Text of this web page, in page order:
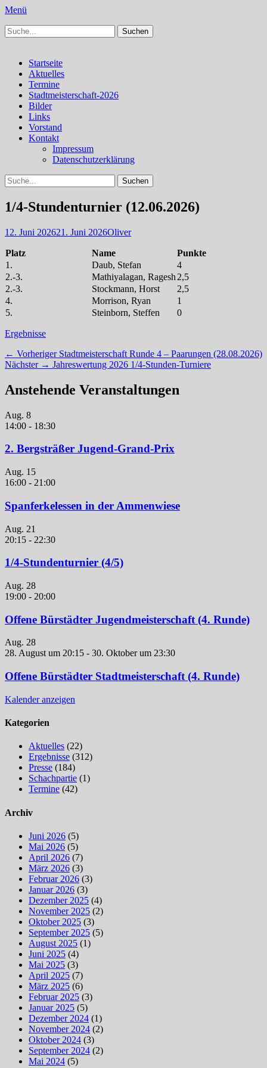
Menü
Schachfreunde Bürstadt
Schachfreunde im Web
Suchen
nach:
Primäres
Menü
Zum
Inhalt
springen
Startseite
Aktuelles
Termine
Stadtmeisterschaft-2026
Bilder
Links
Vorstand
Kontakt
Impressum
Datenschutzerklärung
Suchen
Suchen
nach:
1/4-Stundenturnier (12.06.2026)
Veröffentlicht
12. Juni 202621. Juni 2026Autor
Oliver
Platz Name
Punkte
1.
Daub, Stefan
4
2.-3.
Mathiyalagan, Ragesh 2,5
2.-3.
Stockmann, Horst
2,5
4.
Morrison, Ryan
1
5.
Steinborn, Steffen
0
Kategorien
Ergebnisse
Beitragsnavigation
← Vorheriger Vorheriger
Beitrag:
Stadtmeisterschaft Runde 4 – Paarungen (28.08.2026)
Nächster → Nächster
Jahreswertung 2026 1/4-Stunden-Turniere
Anstehende Veranstaltungen
Aug. 8
14:00 - 18:30
2. Bergsträßer Jugend-Grand-Prix
Aug. 15
16:00 - 21:00
Spanferkelessen in der Ammenwiese
Aug. 21
20:15 - 22:30
1/4-Stundenturnier (4/5)
Aug. 28
19:00 - 20:00
Offene Bürstädter Jugendmeisterschaft (4. Runde)
Aug. 28
28. August um 20:15 - 30. Oktober um 23:30
Offene Bürstädter Stadtmeisterschaft (4. Runde)
Kalender anzeigen
Kategorien
Aktuelles (22)
Ergebnisse (312)
Presse (184)
Schachpartie (1)
Termine (42)
Archiv
Juni 2026 (5)
Mai 2026 (5)
April 2026 (7)
März 2026 (3)
Februar 2026 (3)
Januar 2026 (3)
Dezember 2025 (4)
November 2025 (2)
Oktober 2025 (3)
September 2025 (5)
August 2025 (1)
Juni 2025 (4)
Mai 2025 (3)
April 2025 (7)
März 2025 (6)
Februar 2025 (3)
Januar 2025 (5)
Dezember 2024 (1)
November 2024 (2)
Oktober 2024 (3)
September 2024 (2)
Mai 2024 (5)